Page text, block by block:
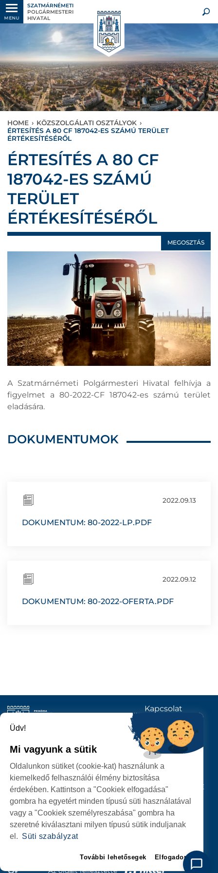
MENU
SZATMÁRNÉMETI
POLGÁRMESTERI
HIVATAL
HOME › KÖZSZOLGÁLATI OSZTÁLYOK ›
ÉRTESÍTÉS A 80 CF 187042-ES SZÁMÚ TERÜLET
ÉRTÉKESÍTÉSÉRŐL
ÉRTESÍTÉS A 80 CF
187042-ES SZÁMÚ
TERÜLET
ÉRTÉKESÍTÉSÉRŐL
MEGOSZTÁS
A Szatmárnémeti Polgármesteri Hivatal felhívja a
figyelmet a 80-2022-CF 187042-es számú terület
eladására.
DOKUMENTUMOK
2022.09.13
DOKUMENTUM: 80-2022-LP.PDF
2022.09.12
DOKUMENTUM: 80-2022-OFERTA.PDF
SZEMÉLYES ADATOK VÉDELME
Az oldalt fejlesztette
SZATMÁRNÉMETI
POLGÁRMESTERI HIVATAL
P-ȚA 25 OCTOMBRIE, NR. 1 CORP M, 440026 SATU MARE
Kapcsolat
KÖVESSENEK
Üdv!
Mi vagyunk a sütik
Oldalunkon sütiket (cookie-kat) használunk a
kiemelkedő felhasználói élmény biztosítása
érdekében. Kattintson a "Cookiek elfogadása"
gombra ha egyetért minden típusú süti használatával
vagy a "Cookiek személyreszabása" gombra ha
szeretné kiválasztani milyen típusú sütik induljanak
el. Süti szabályzat
További lehetősegek Elfogadom